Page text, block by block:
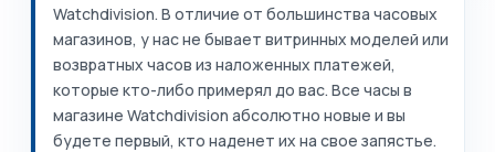
Watchdivision. В отличие от большинства часовых
магазинов, у нас не бывает витринных моделей или
возвратных часов из наложенных платежей,
которые кто-либо примерял до вас. Все часы в
магазине Watchdivision абсолютно новые и вы
будете первый, кто наденет их на свое запястье.